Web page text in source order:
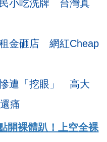
小吃洗牌 台灣真
金砸店 網紅Cheap
遭「挖眼」 高大
痛
開裸體趴！上空全裸